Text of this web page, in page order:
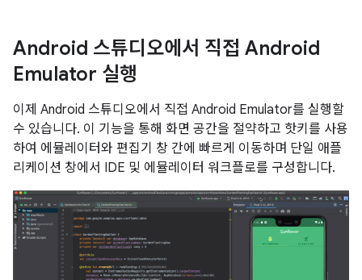
Android 스튜디오에서 직접 Android
Emulator 실행
이제 Android 스튜디오에서 직접 Android Emulator를 실행할
수 있습니다. 이 기능을 통해 화면 공간을 절약하고 핫키를 사용
하여 에뮬레이터와 편집기 창 간에 빠르게 이동하며 단일 애플
리케이션 창에서 IDE 및 에뮬레이터 워크플로를 구성합니다.